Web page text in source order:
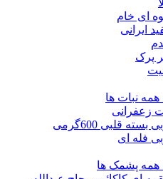
ای خام
ایرانی
پرک
نبات ها
زعفرانی
قلبی 600گرمی
فله ای
همه پشمک ها